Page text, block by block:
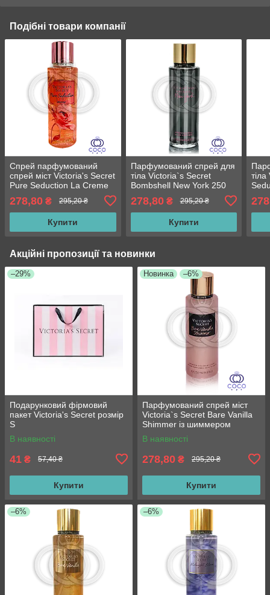
Подібні товари компанії
Спрей парфумований
спрей міст Victoria's Secret
Pure Seduction La Creme
Shimmer із шимером 250
ml
278,80 ₴ 295,20 ₴
Купити
Парфумований спрей для
тіла Victoria`s Secret
Bombshell New York 250
278,80₴ 295,20 ₴
Купити
Акційні пропозиції та новинки
–29%
Подарунковий фірмовий
пакет Victoria's Secret розмір
S
В наявності
41 ₴ 57,40 ₴
Купити
Новинка –6%
Парфумований спрей міст
Victoria`s Secret Bare Vanilla
Shimmer із шиммером
В наявності
278,80 ₴ 295,20 ₴
Купити
–6% –6%